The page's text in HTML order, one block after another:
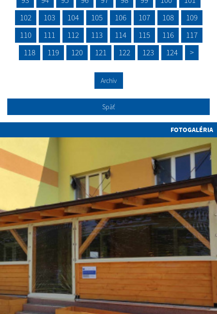
102
103 104 105 106 107 108
109
110
111 112 113 114 115 116
117
118
119 120 121 122 123 124 >
Archív
Späť
FOTOGALÉRIA